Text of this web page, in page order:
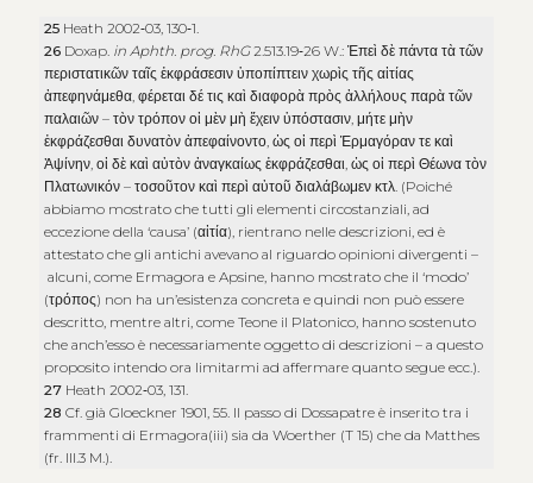
25 Heath 2002‑03, 130‑1.
26 Doxap. in Aphth. prog. RhG2.513.19‑26 W.:Ἐπεὶ δὲ πάντα τὰ τῶν
περιστατικῶν ταῖς ἐκφράσεσιν ὑποπίπτειν χωρὶς τῆς αἰτίας
ἀπεφηνάμεθα ,φέρεται δέ τις καὶ διαφορὰ πρὸς ἀλλήλους παρὰ τῶν
παλαιῶν –τὸν τρόπον οἱ μὲν μὴ ἔχειν ὑπόστασιν ,μήτε μὴν
ἐκφράζεσθαι δυνατὸν ἀπεφαίνοντο ,ὡς οἱ περὶ Ἑρμαγόραν τε καὶ
Ἀψίνην ,οἱ δὲ καὶ αὐτὸν ἀναγκαίως ἐκφράζεσθαι ,ὡς οἱ περὶ Θέωνα τὸν
Πλατωνικόν –τοσοῦτον καὶ περὶ αὐτοῦ διαλάβωμεν κτλ . (Poiché
abbiamo mostrato che tutti gli elementi circostanziali, ad
eccezione della ‘causa’ (αἰτία), rientrano nelle descrizioni, ed è
attestato che gli antichi avevano al riguardo opinioni divergenti –
alcuni, come Ermagora e Apsine, hanno mostrato che il ‘modo’
(τρόπος) non ha un’esistenza concreta e quindi non può essere
descritto, mentre altri, come Teone il Platonico, hanno sostenuto
che anch’esso è necessariamente oggetto di descrizioni – a questo
proposito intendo ora limitarmi ad affermare quanto segue ecc.).
27 Heath 2002‑03, 131.
28Cf. già Gloeckner 1901, 55. Il passo di Dossapatre è inserito tra i
frammenti di Ermagora(iii) sia da Woerther (T 15) che da Matthes
(fr. III.3 M.).